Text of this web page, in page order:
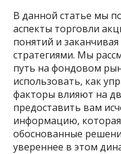
В данной статье мы
аспекты торговли
понятий и
стратегиями. Мы
путь на фондовом
использовать, как
факторы влияют на
предоставить вам
информацию,
обоснованные
увереннее в этом